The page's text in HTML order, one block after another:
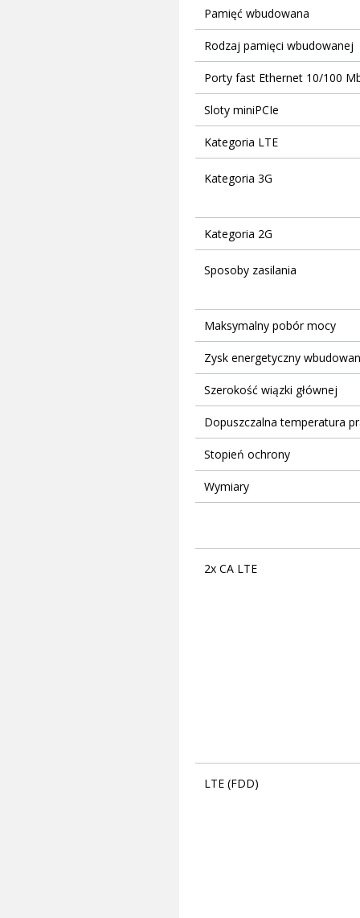
Pamięć wbudowana
Rodzaj pamięci wbudowanej
Porty fast Ethernet 10/100
Sloty miniPCIe
Kategoria LTE
Kategoria 3G
Kategoria 2G
Sposoby zasilania
Maksymalny pobór mocy
Zysk energetyczny
Szerokość wiązki głównej
Dopuszczalna temperatura
Stopień ochrony
Wymiary
2x CA LTE
LTE (FDD)